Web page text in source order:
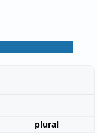
plural